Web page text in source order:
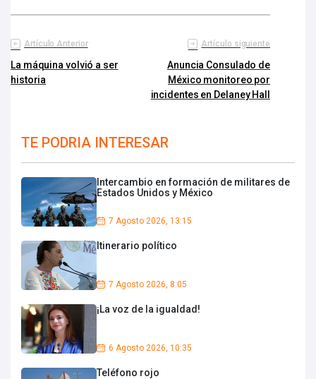
Artículo Anterior
La máquina volvió a ser
historia
Artículo siguiente
Anuncia Consulado de
México monitoreo por
incidentes en Delaney Hall
TE PODRIA INTERESAR
Intercambio en formación de militares de
Estados Unidos y México
7 Agosto 2026, 13:15
Itinerario político
7 Agosto 2026, 8:05
¡La voz de la igualdad!
6 Agosto 2026, 10:35
Teléfono rojo